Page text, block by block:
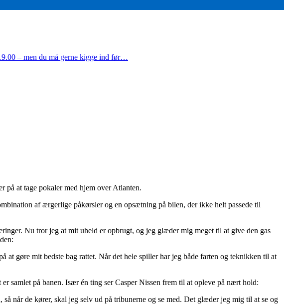
– men du må gerne kigge ind før…
på at tage pokaler med hjem over Atlanten.
af ærgerlige påkørsler og en opsætning på bilen, der ikke helt passede til
Nu tror jeg at mit uheld er opbrugt, og jeg glæder mig meget til at give den gas
gøre mit bedste bag rattet. Når det hele spiller har jeg både farten og teknikken til at
samlet på banen. Især én ting ser Casper Nissen frem til at opleve på nært hold:
når de kører, skal jeg selv ud på tribunerne og se med. Det glæder jeg mig til at se og